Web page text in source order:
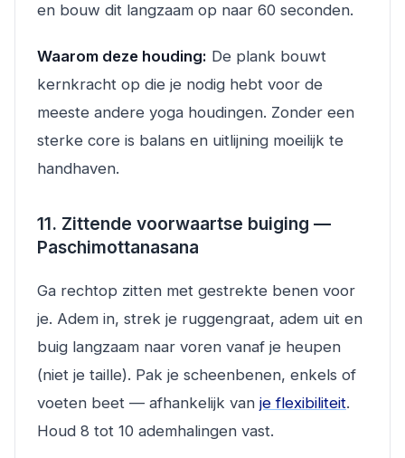
en bouw dit langzaam op naar 60 seconden.
Waarom deze houding: De plank bouwt
kernkracht op die je nodig hebt voor de
meeste andere yoga houdingen. Zonder een
sterke core is balans en uitlijning moeilijk te
handhaven.
11. Zittende voorwaartse buiging —
Paschimottanasana
Ga rechtop zitten met gestrekte benen voor
je. Adem in, strek je ruggengraat, adem uit en
buig langzaam naar voren vanaf je heupen
(niet je taille). Pak je scheenbenen, enkels of
voeten beet — afhankelijk van je flexibiliteit.
Houd 8 tot 10 ademhalingen vast.